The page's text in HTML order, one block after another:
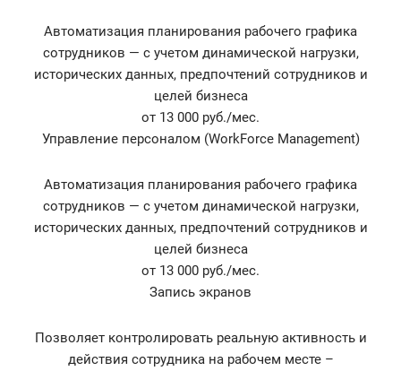
Автоматизация планирования рабочего графика
сотрудников — с учетом динамической нагрузки,
исторических данных, предпочтений сотрудников и
целей бизнеса
от 13 000 руб./мес.
Управление персоналом (WorkForce Management)
Автоматизация планирования рабочего графика
сотрудников — с учетом динамической нагрузки,
исторических данных, предпочтений сотрудников и
целей бизнеса
от 13 000 руб./мес.
Запись экранов
Позволяет контролировать реальную активность и
действия сотрудника на рабочем месте –